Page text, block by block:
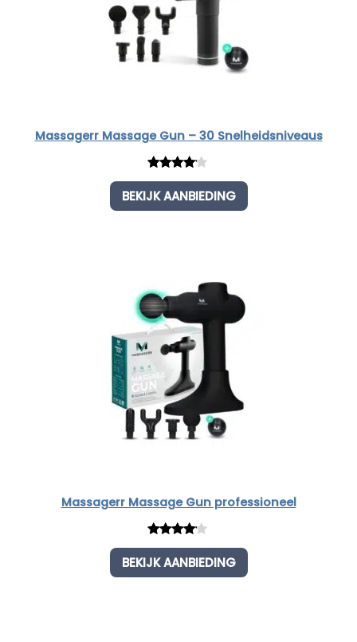
Massagerr Massage Gun – 30 Snelheidsniveaus
Rated
4.00out
1
rating
BEKIJK AANBIEDING
Massagerr Massage Gun professioneel
Rated
4.00out
1
BEKIJK AANBIEDING